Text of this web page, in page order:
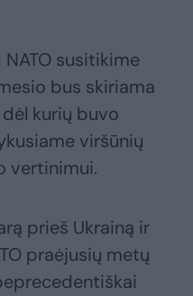
susitikime
bus skiriama
kurių buvo
viršūnių
vertinimui.
prieš Ukrainą ir
praėjusių metų